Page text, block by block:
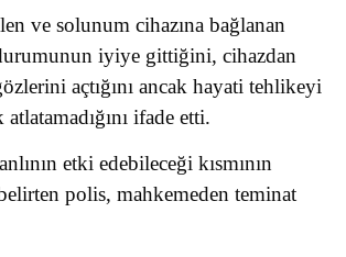
ve solunum cihazına bağlanan
iyiye gittiğini, cihazdan
açtığını ancak hayati tehlikeyi
ifade etti.
etki edebileceği kısmının
polis, mahkemeden teminat